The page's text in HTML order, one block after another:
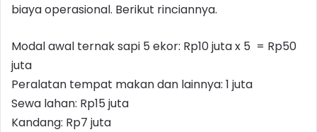
biaya operasional. Berikut rinciannya.
Modal awal ternak sapi 5 ekor: Rp10 juta x 5 = Rp50
juta
Peralatan tempat makan dan lainnya: 1 juta
Sewa lahan: Rp15 juta
Kandang: Rp7 juta